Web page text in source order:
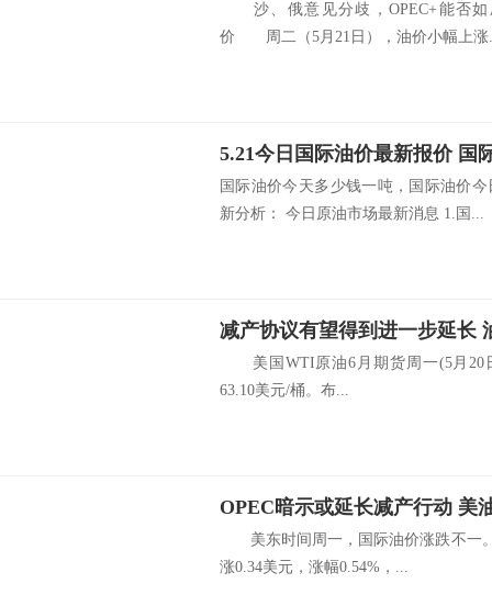
沙、俄意见分歧，OPEC+能否如
价 周二（5月21日），油价小幅上涨
5.21今日国际油价最新报价 国
国际油价今天多少钱一吨，国际油价
新分析： 今日原油市场最新消息 1.国...
减产协议有望得到进一步延长
美国WTI原油6月期货周一(5月20
63.10美元/桶。布...
OPEC暗示或延长减产行动 美
美东时间周一，国际油价涨跌不一
涨0.34美元，涨幅0.54%，...